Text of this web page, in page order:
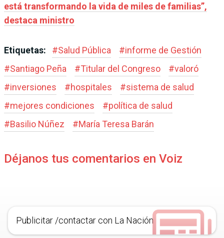
está transformando la vida de miles de familias”,
destaca ministro
Etiquetas: #Salud Pública #informe de Gestión
#Santiago Peña #Titular del Congreso #valoró
#inversiones #hospitales #sistema de salud
#mejores condiciones #política de salud
#Basilio Núñez #María Teresa Barán
Déjanos tus comentarios en Voiz
Publicitar /contactar con La Nación